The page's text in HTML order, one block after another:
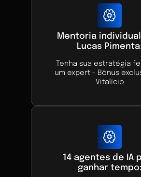
Mentoria
Lucas
Tenha sua estratégia
um expert - Bônus
Vitalício
14 agentes de IA
ganhar tempo: